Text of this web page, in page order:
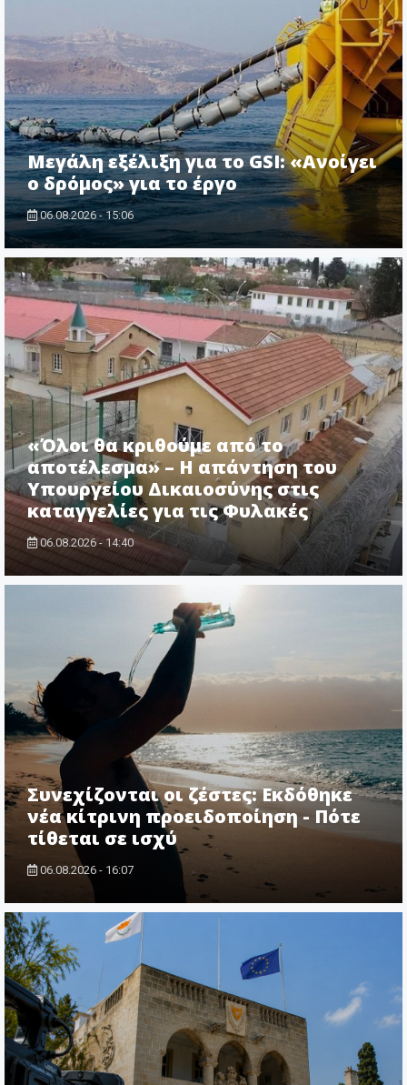
Μεγάλη εξέλιξη για το GSI: «Ανοίγει
ο δρόμος» για το έργο
06.08.2026 - 15:06
«Όλοι θα κριθούμε από το
αποτέλεσμα» – Η απάντηση του
Υπουργείου Δικαιοσύνης στις
καταγγελίες για τις Φυλακές
06.08.2026 - 14:40
Συνεχίζονται οι ζέστες: Εκδόθηκε
νέα κίτρινη προειδοποίηση - Πότε
τίθεται σε ισχύ
06.08.2026 - 16:07